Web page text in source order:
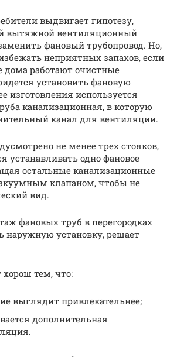
выдвигает гипотезу,
вытяжной вентиляционный
фановый трубопровод. Но,
неприятных запахов, если
дома работают очистные
установить фановую
изготовления используется
канализационная, в которую
канал для вентиляции.
не менее трех стояков,
устанавливать одно фановое
остальные канализационные
клапаном, чтобы не
вид.
фановых труб в перегородках
наружную установку, решает
тем, что:
выглядит привлекательнее;
дополнительная